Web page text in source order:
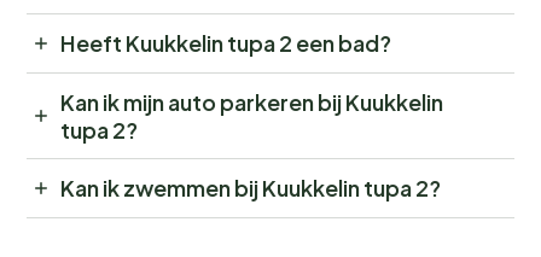
Heeft Kuukkelin tupa 2 een bad?
Kan ik mijn auto parkeren bij Kuukkelin
tupa 2?
Kan ik zwemmen bij Kuukkelin tupa 2?